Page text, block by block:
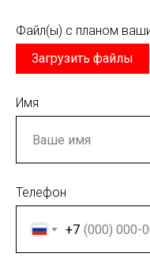
Файл(ы) с планом
Загрузить файлы
Имя
Телефон
+7